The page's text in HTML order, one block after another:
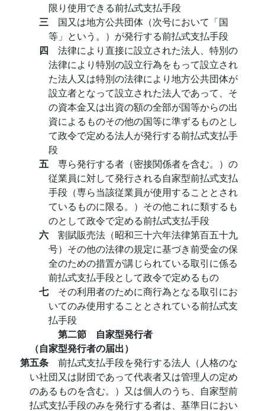
限り使用できる前払式支払手段
三 国又は地方公共団体（次号において「国
等」という。）が発行する前払式支払手段
四 法律により直接に設立された法人、特別の
法律により特別の設立行為をもって設立され
た法人又は特別の法律により地方公共団体が
設立者となって設立された法人であって、そ
の資本金又は出資の額の全部が国等からの出
資によるものその他の国等に準ずるものとし
て政令で定める法人が発行する前払式支払手
段
五 専ら発行する者（密接関係者を含む。）の
従業員に対して発行される自家型前払式支払
手段（専ら当該従業員が使用することとされ
ているものに限る。）その他これに類するも
のとして政令で定める前払式支払手段
六 割賦販売法（昭和三十六年法律第百五十九
号）その他の法律の規定に基づき前受金の保
全のための措置が講じられている取引に係る
前払式支払手段として政令で定めるもの
七 その利用者のために商行為となる取引にお
いてのみ使用することとされている前払式支
払手段
第二節 自家型発行者
（自家型発行者の届出）
第五条 前払式支払手段を発行する法人（人格のな
い社団又は財団であって代表者又は管理人の定め
のあるものを含む。）又は個人のうち、自家型前
払式支払手段のみを発行する者は、基準日におい